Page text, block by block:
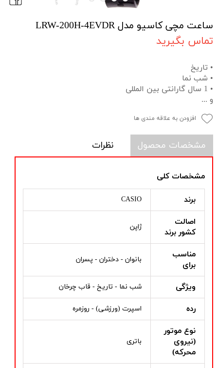
ساعت مچی کاسیو مدل LRW-200H-4EVDR
تماس بگیرید
• تاریخ
• شب نما
• 1 سال گارانتی بین المللی
و ...
افزودن به علاقه مندی ها
مشخصات محصول نظرات
مشخصات کلی
برند CASIO
اصالت
کشور برند
ژاپن
مناسب
برای
بانوان - دختران - پسران
ویژگی شب نما - تاریخ - قاب چرخان
رده اسپرت (ورزشی) - روزمره
نوع موتور
(نیروی
محرکه)
باتری